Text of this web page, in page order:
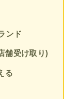
ンド
舗受け取り)
る